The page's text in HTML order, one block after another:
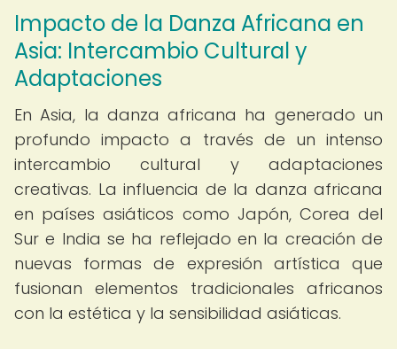
Impacto de la Danza Africana en
Asia: Intercambio Cultural y
Adaptaciones
En Asia, la danza africana ha generado un
profundo impacto a través de un intenso
intercambio cultural y adaptaciones
creativas. La influencia de la danza africana
en países asiáticos como Japón, Corea del
Sur e India se ha reflejado en la creación de
nuevas formas de expresión artística que
fusionan elementos tradicionales africanos
con la estética y la sensibilidad asiáticas.